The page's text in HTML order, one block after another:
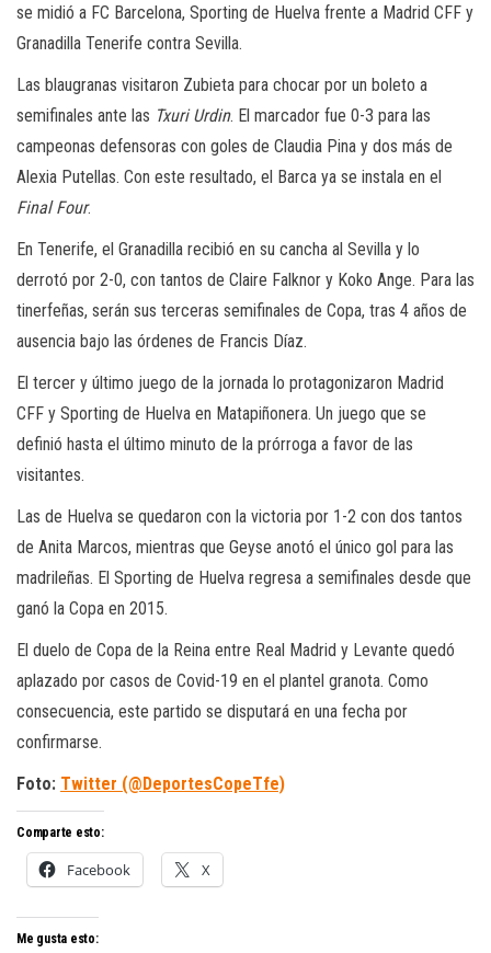
se midió a FC Barcelona, Sporting de Huelva frente a Madrid CFF y
Granadilla Tenerife contra Sevilla.
Las blaugranas visitaron Zubieta para chocar por un boleto a
semifinales ante las Txuri Urdin. El marcador fue 0-3 para las
campeonas defensoras con goles de Claudia Pina y dos más de
Alexia Putellas. Con este resultado, el Barca ya se instala en el
Final Four.
En Tenerife, el Granadilla recibió en su cancha al Sevilla y lo
derrotó por 2-0, con tantos de Claire Falknor y Koko Ange. Para las
tinerfeñas, serán sus terceras semifinales de Copa, tras 4 años de
ausencia bajo las órdenes de Francis Díaz.
El tercer y último juego de la jornada lo protagonizaron Madrid
CFF y Sporting de Huelva en Matapiñonera. Un juego que se
definió hasta el último minuto de la prórroga a favor de las
visitantes.
Las de Huelva se quedaron con la victoria por 1-2 con dos tantos
de Anita Marcos, mientras que Geyse anotó el único gol para las
madrileñas. El Sporting de Huelva regresa a semifinales desde que
ganó la Copa en 2015.
El duelo de Copa de la Reina entre Real Madrid y Levante quedó
aplazado por casos de Covid-19 en el plantel granota. Como
consecuencia, este partido se disputará en una fecha por
confirmarse.
Foto: Twitter (@DeportesCopeTfe)
Comparte esto:
Facebook X
Me gusta esto: